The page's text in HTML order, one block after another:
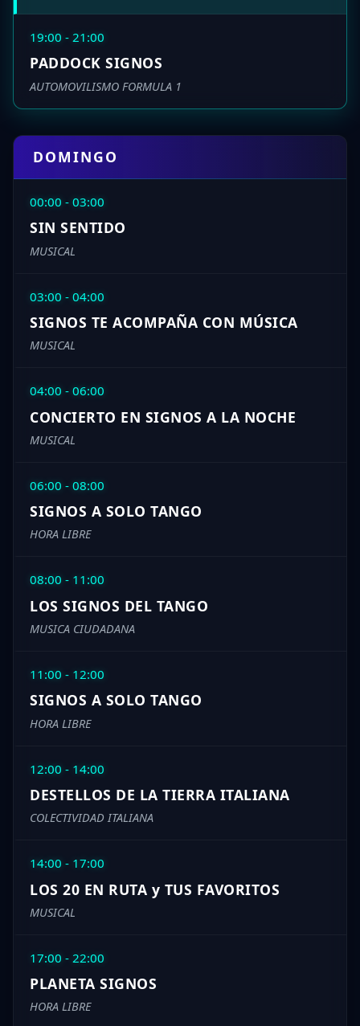
19:00 - 21:00
PADDOCK SIGNOS
AUTOMOVILISMO FORMULA 1
DOMINGO
00:00 - 03:00
SIN SENTIDO
MUSICAL
03:00 - 04:00
SIGNOS TE ACOMPAÑA CON MÚSICA
MUSICAL
04:00 - 06:00
CONCIERTO EN SIGNOS A LA NOCHE
MUSICAL
06:00 - 08:00
SIGNOS A SOLO TANGO
HORA LIBRE
08:00 - 11:00
LOS SIGNOS DEL TANGO
MUSICA CIUDADANA
11:00 - 12:00
SIGNOS A SOLO TANGO
HORA LIBRE
12:00 - 14:00
DESTELLOS DE LA TIERRA ITALIANA
COLECTIVIDAD ITALIANA
14:00 - 17:00
LOS 20 EN RUTA y TUS FAVORITOS
MUSICAL
17:00 - 22:00
PLANETA SIGNOS
HORA LIBRE